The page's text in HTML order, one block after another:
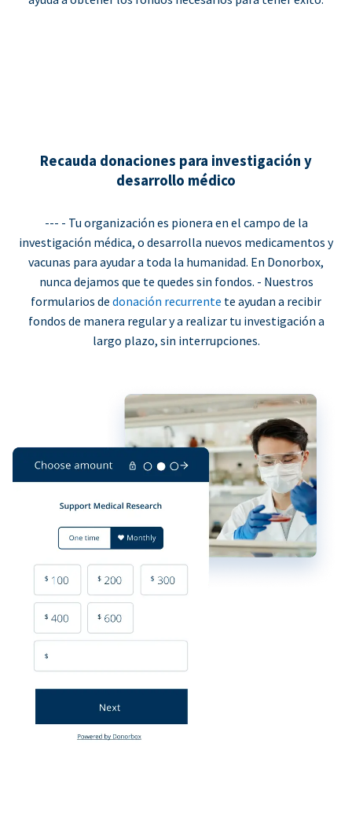
Recauda donaciones para investigación y
desarrollo médico
--- - Tu organización es pionera en el campo de la
investigación médica, o desarrolla nuevos medicamentos y
vacunas para ayudar a toda la humanidad. En Donorbox,
nunca dejamos que te quedes sin fondos. - Nuestros
formularios de donación recurrente te ayudan a recibir
fondos de manera regular y a realizar tu investigación a
largo plazo, sin interrupciones.